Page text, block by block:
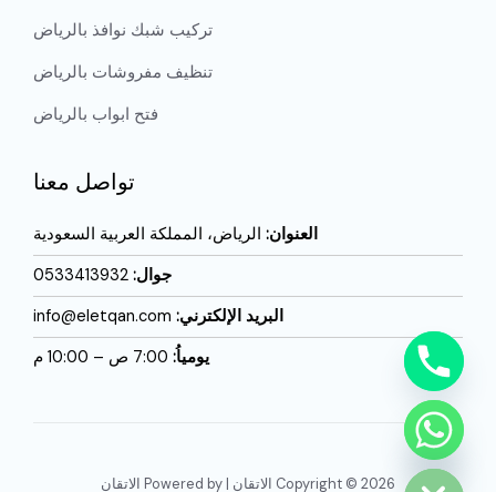
تركيب شبك نوافذ بالرياض
تنظيف مفروشات بالرياض
فتح ابواب بالرياض
تواصل معنا
العنوان: الرياض، المملكة العربية السعودية
جوال: 0533413932
البريد الإلكترني:
يومياُ:
Copyright © 2026 الاتقان | Powered by الاتقان
HIDE
CHATY